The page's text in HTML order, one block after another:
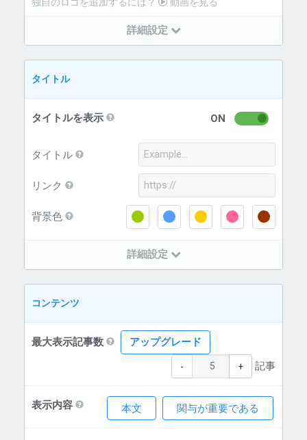
詳細設定
タイトル
タイトルを表示 ON
タイトル
リンク
背景色
詳細設定
コンテンツ
最大表示記事数 アップグレード
- + 記事
表示内容 本文 関与が重要である